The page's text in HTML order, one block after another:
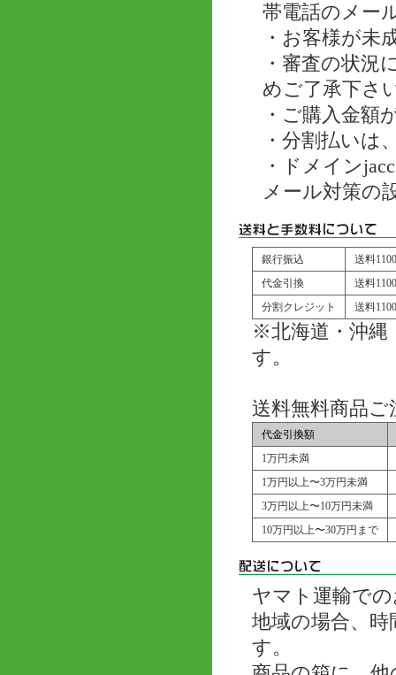
帯電話のメー
・お客様が未
・審査の状況
めご了承下さ
・ご購入金額
・分割払いは
・ドメイン
メール対策の
銀行振込
送料
代金引換
送料
分割クレジット
送料
※北海道・沖縄
す。
送料無料商品ご
代金引換額
1万円未満
1万円以上〜3万円未満
3万円以上〜10万円未満
10万円以上〜30万円まで
ヤマト運輸で
地域の場合、
す。